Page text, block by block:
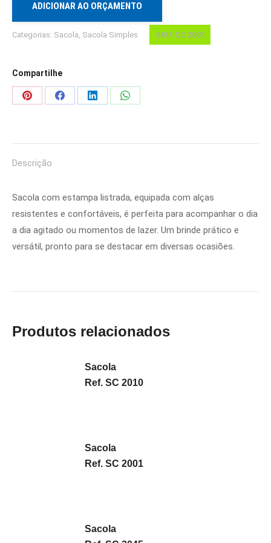
ADICIONAR AO ORÇAMENTO
Categorias: Sacola, Sacola Simples SKU: SC 2005
Compartilhe
Share
Share
Share
Share
Descrição
Sacola com estampa listrada, equipada com alças
resistentes e confortáveis, é perfeita para acompanhar o dia
a dia agitado ou momentos de lazer. Um brinde prático e
versátil, pronto para se destacar em diversas ocasiões.
Produtos relacionados
Sacola
Ref. SC 2010
Sacola
Ref. SC 2001
Sacola